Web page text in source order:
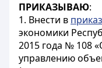
ПРИКАЗЫВАЮ:
1. Внести в приказ
экономики
2015 года № 108
управлению